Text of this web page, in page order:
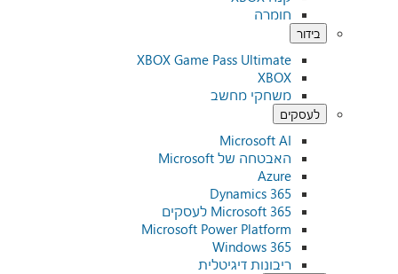
חומרה
בידור
XBOX Game Pass Ultimate
XBOX
משחקי מחשב
לעסקים
Microsoft AI
האבטחה של Microsoft
Azure
Dynamics 365
Microsoft 365 לעסקים
Microsoft Power Platform
Windows 365
ריבונות דיגיטלית